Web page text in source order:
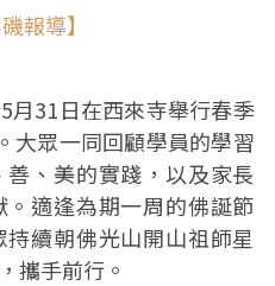
報導】
月31日在西來寺舉行春季
大眾一同回顧學員的學習
、美的實踐，以及家長
適逢為期一周的佛誕節
續朝佛光山開山祖師星
攜手前行。